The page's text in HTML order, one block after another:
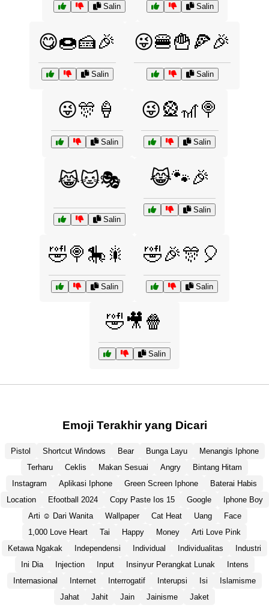
Salin Salin
😋🍩🍰🎉
Salin
😜🍔🍟🍕🎉
Salin
😜🎊🍦
Salin
😜🎡🎢🍭
Salin
😹🐱🎭
Salin
😹🐾🎉
Salin
🤣🍭🎠🎇
Salin
🤣🎉🎊🎈
Salin
🤣🎥🍿
Salin
Emoji Terakhir yang Dicari
Pistol Shortcut Windows Bear Bunga Layu
Menangis Iphone
Terharu
Ceklis Makan Sesuai Angry
Bintang Hitam
Instagram
Aplikasi Iphone Green Screen Iphone
Baterai Habis
Location
Efootball 2024 Copy Paste Ios 15 Google
Iphone Boy
Arti ☺️ Dari Wanita
Wallpaper Cat Heat Uang
Face
1,000 Love Heart
Tai Happy Money
Arti Love Pink
Ketawa Ngakak
Independensi Individual Individualitas
Industri
Ini Dia
Injection Input Insinyur Perangkat Lunak
Intens
Internasional
Internet Interrogatif Interupsi Isi
Islamisme
Jahat
Jahit Jain Jainisme Jaket